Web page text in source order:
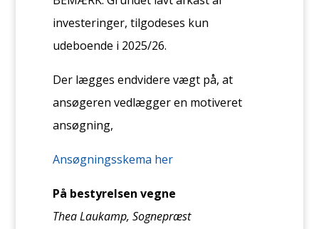
investeringer, tilgodeses kun
udeboende i 2025/26.
Der lægges endvidere vægt på, at
ansøgeren vedlægger en motiveret
ansøgning,
Ansøgningsskema her
På bestyrelsen vegne
Thea Laukamp, Sognepræst